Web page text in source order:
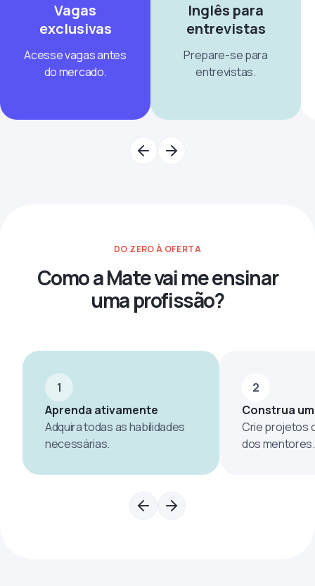
Vagas
exclusivas
Acesse vagas antes
do mercado.
Inglês para
entrevistas
Prepare-se para
entrevistas.
DO ZERO À OFERTA
Como a Mate vai me ensinar
uma profissão?
1
Aprenda ativamente
Adquira todas as habilidades
necessárias.
2
Construa
Crie projetos
dos mentores.